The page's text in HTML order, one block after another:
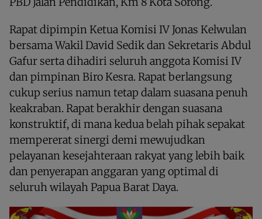
Rapat dipimpin Ketua Komisi IV Jonas Kelwulan
bersama Wakil David Sedik dan Sekretaris Abdul
Gafur serta dihadiri seluruh anggota Komisi IV
dan pimpinan Biro Kesra. Rapat berlangsung
cukup serius namun tetap dalam suasana penuh
keakraban. Rapat berakhir dengan suasana
konstruktif, di mana kedua belah pihak sepakat
mempererat sinergi demi mewujudkan
pelayanan kesejahteraan rakyat yang lebih baik
dan penyerapan anggaran yang optimal di
seluruh wilayah Papua Barat Daya.